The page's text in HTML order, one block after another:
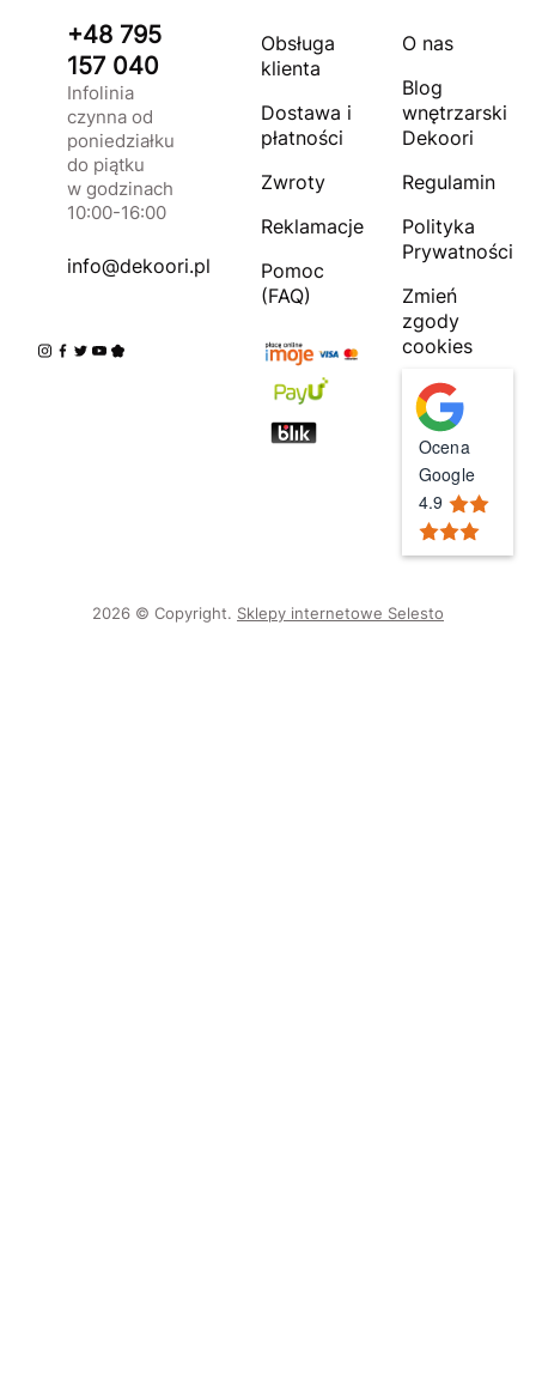
+48 795
157 040
Infolinia
czynna od
poniedziałku
do piątku
w godzinach
10:00-16:00
info@dekoori.pl
Obsługa
klienta
Dostawa i
płatności
Zwroty
Reklamacje
Pomoc
(FAQ)
O nas
Blog
wnętrzarski
Dekoori
Regulamin
Polityka
Prywatności
Zmień
zgody
cookies
Ocena
Google
4.9
2026 © Copyright. Sklepy internetowe Selesto